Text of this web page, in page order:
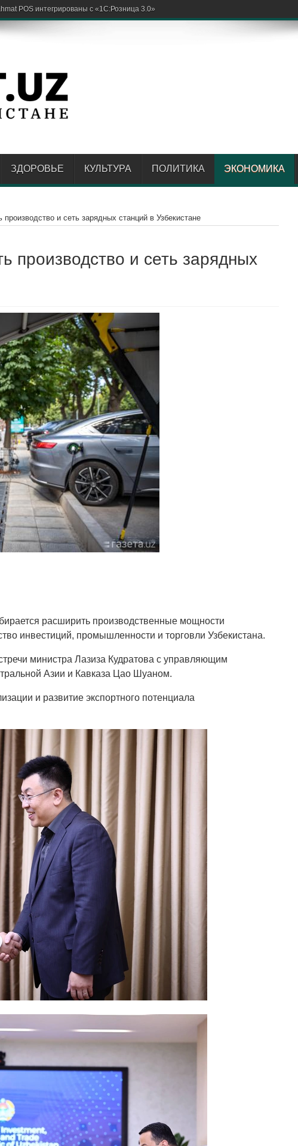
ЗДОРОВЬЕ КУЛЬТУРА ПОЛИТИКА ЭКОНОМИКА
и сеть зарядных станций в Узбекистане
производство и сеть зарядных
расширить производственные мощности
инвестиций, промышленности и торговли Узбекистана.
министра Лазиза Кудратова с управляющим
Азии и Кавказа Цао Шуаном.
и развитие экспортного потенциала